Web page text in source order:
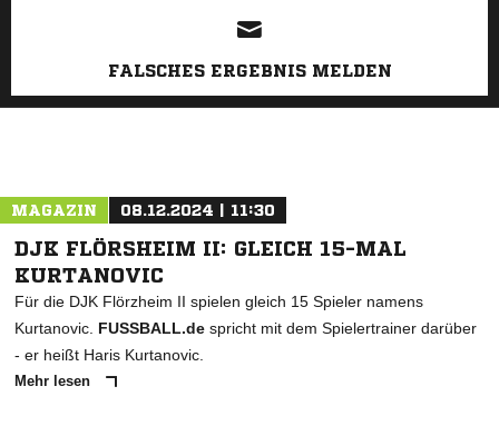
FALSCHES ERGEBNIS MELDEN
MAGAZIN 08.12.2024 | 11:30
DJK FLÖRSHEIM II: GLEICH 15-MAL
KURTANOVIC
Für die DJK Flörzheim II spielen gleich 15 Spieler namens
Kurtanovic. FUSSBALL.de spricht mit dem Spielertrainer darüber
- er heißt Haris Kurtanovic.
Mehr lesen